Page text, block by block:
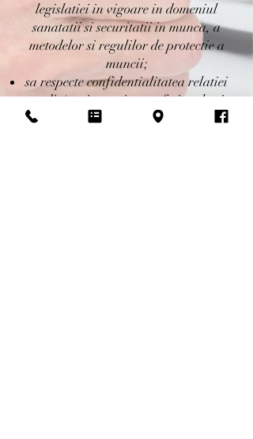
legislatiei in vigoare in domeniul
sanatatii si securitatii in munca, a
metodelor si regulilor de protectie a
muncii;
sa respecte confidentialitatea relatiei
medic/pacient, etica profesionala si
legislatia in domeniu;